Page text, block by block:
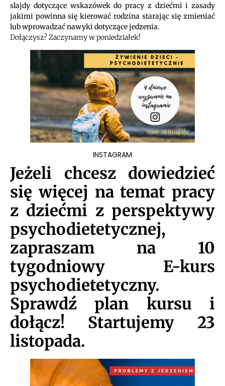
slajdy dotyczące wskazówek do pracy z dziećmi i zasady
jakimi powinna się kierować rodzina starając się zmieniać
lub wprowadzać nawyki dotyczące jedzenia.
Dołączysz? Zaczynamy w poniedziałek!
INSTAGRAM
Jeżeli chcesz dowiedzieć
się więcej na temat pracy
z dziećmi z perspektywy
psychodietetycznej,
zapraszam na 10
tygodniowy E-kurs
psychodietetyczny.
Sprawdź plan kursu i
dołącz! Startujemy 23
listopada.